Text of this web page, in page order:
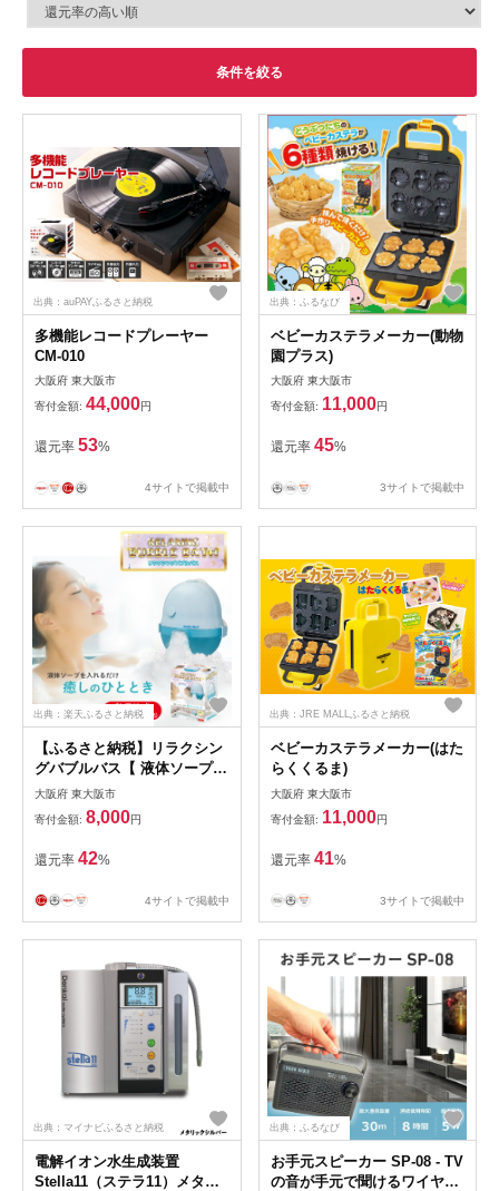
条件を絞る
出典：auPAYふるさと納税
多機能レコードプレーヤー
CM-010
大阪府 東大阪市
寄付金額: 44,000円
還元率 53%
4サイトで掲載中
出典：ふるなび
ベビーカステラメーカー(動物
園プラス)
大阪府 東大阪市
寄付金額: 11,000円
還元率 45%
3サイトで掲載中
出典：楽天ふるさと納税
【ふるさと納税】リラクシン
グバブルバス【 液体ソープを
入れるだけ 電池式 ブルー ス
イッチ一つで簡単 バスボール
お風呂 泡ぶろ 送料無料 】
大阪府 東大阪市
寄付金額: 8,000円
還元率 42%
4サイトで掲載中
出典：JRE MALLふるさと納税
ベビーカステラメーカー(はた
らくくるま)
大阪府 東大阪市
寄付金額: 11,000円
還元率 41%
3サイトで掲載中
出典：マイナビふるさと納税
電解イオン水生成装置
Stella11（ステラ11）メタリ
出典：ふるなび
お手元スピーカー SP-08 - TV
の音が手元で聞けるワイヤレ